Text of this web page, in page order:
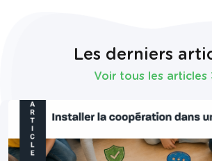
Les derniers
Voir tous les articles